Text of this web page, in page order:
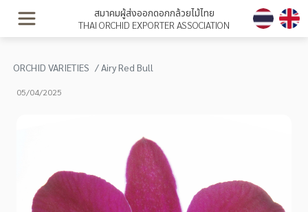
สมาคมผู้ส่งออกดอกกล้วยไม้ไทย
THAI ORCHID EXPORTER ASSOCIATION
ORCHID VARIETIES Airy Red Bull
05/04/2025